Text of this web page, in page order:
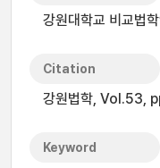
강원대학교 비교법
Citation
강원법학, Vol.53,
Keyword